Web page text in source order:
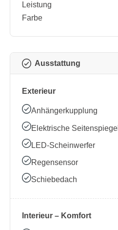
Leistung
Farbe
Ausstattung
Exterieur
Anhängerkupplung
Elektrische Seitenspiegel
LED-Scheinwerfer
Regensensor
Schiebedach
Interieur – Komfort